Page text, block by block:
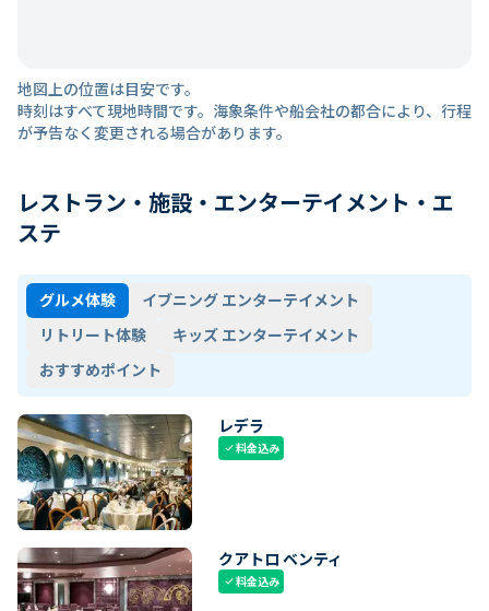
地図上の位置は目安です。
時刻はすべて現地時間です。海象条件や船会社の都合により、行程
が予告なく変更される場合があります。
レストラン・施設・エンターテイメント・エ
ステ
グルメ体験
イブニング エンターテイメント
リトリート体験
キッズ エンターテイメント
おすすめポイント
レデラ
check料金込み
クアトロ ベンティ
check料金込み